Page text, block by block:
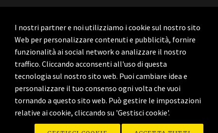
I nostri partner e noi utilizziamo i cookie sul nostro sito
Web per personalizzare contenuti e pubblicità, fornire
funzionalità ai social network o analizzare il nostro
traffico. Cliccando acconsenti all'uso di questa
tecnologia sul nostro sito web. Puoi cambiare idea e
personalizzare il tuo consenso ogni volta che vuoi
tornando a questo sito web. Può gestire le impostazioni
relative ai cookie, cliccando su 'Gestisci cookie'.